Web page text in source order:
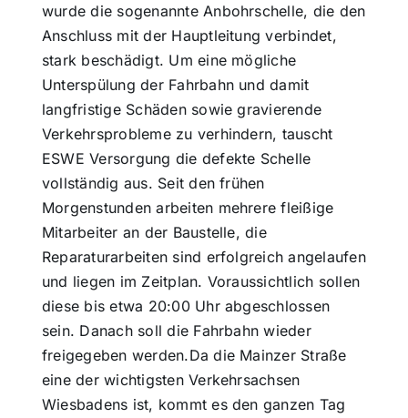
Themen und Termine
Gewinnspiele
wurde die sogenannte Anbohrschelle, die den
Anschluss mit der Hauptleitung verbindet,
stark beschädigt. Um eine mögliche
Unterspülung der Fahrbahn und damit
langfristige Schäden sowie gravierende
Verkehrsprobleme zu verhindern, tauscht
ESWE Versorgung die defekte Schelle
vollständig aus. Seit den frühen
Morgenstunden arbeiten mehrere fleißige
Mitarbeiter an der Baustelle, die
Reparaturarbeiten sind erfolgreich angelaufen
und liegen im Zeitplan. Voraussichtlich sollen
diese bis etwa 20:00 Uhr abgeschlossen
sein. Danach soll die Fahrbahn wieder
freigegeben werden.Da die Mainzer Straße
eine der wichtigsten Verkehrsachsen
Wiesbadens ist, kommt es den ganzen Tag